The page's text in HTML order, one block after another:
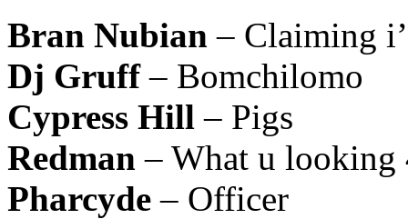
Bran Nubian – Claiming
Dj Gruff– Bomchilomo
Cypress Hill – Pigs
Redman – What u looking
Pharcyde – Officer